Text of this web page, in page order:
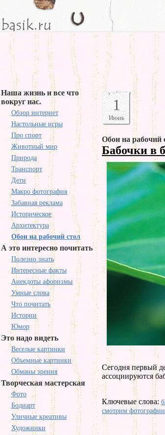
Наша жизнь и все что
вокруг нас.
Обзор интернет
Настольные игры
Про спорт
Животный мир
Природа
Транспорт
Дети
Макро фотография
Забавная реклама
Историческое
Архитектура
Обои на рабочий стол
А это интересно почитать
Полезно знать
Интересные факты
Анекдоты афоризмы
Умные слова
Что почитать
Истории
Юмор
Это надо видеть
Веселые картинки
Объемные картинки
Обманы зрения
Творческая мастерская
Фото
Бодиарт
Уличные креативы
Художники
1
Июнь
Обои на рабочий
Бабочки в
Сегодня первый
ассоциируются
Ключевые слова:
смотрим фотографии